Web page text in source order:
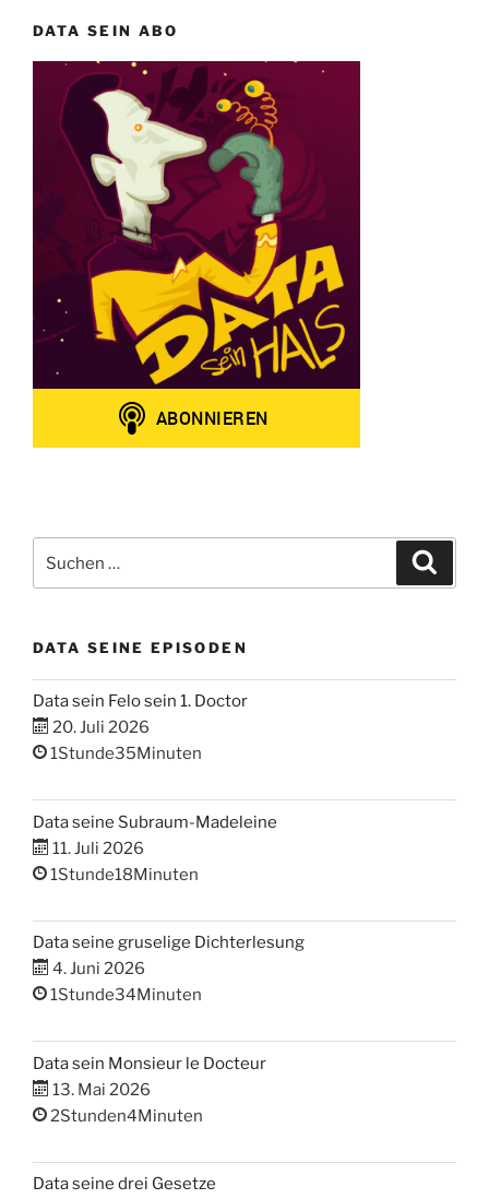
DATA SEIN ABO
nach:
DATA SEINE EPISODEN
Data sein Felo sein 1. Doctor
20. Juli 2026
1Stunde35Minuten
Data seine Subraum-Madeleine
11. Juli 2026
1Stunde18Minuten
Data seine gruselige Dichterlesung
4. Juni 2026
1Stunde34Minuten
Data sein Monsieur le Docteur
13. Mai 2026
2Stunden4Minuten
Data seine drei Gesetze